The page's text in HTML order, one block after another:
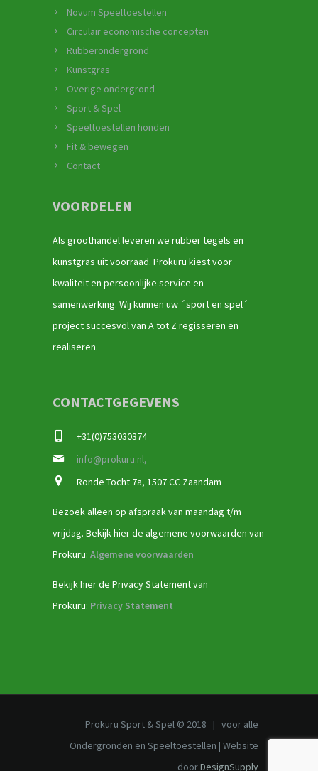
Novum Speeltoestellen
Circulair economische concepten
Rubberondergrond
Kunstgras
Overige ondergrond
Sport & Spel
Speeltoestellen honden
Fit & bewegen
Contact
VOORDELEN
Als groothandel leveren we rubber tegels en
kunstgras uit voorraad. Prokuru kiest voor
kwaliteit en persoonlijke service en
samenwerking. Wij kunnen uw ´sport en spel´
project succesvol van A tot Z regisseren en
realiseren.
CONTACTGEGEVENS
+31(0)753030374
info@prokuru.nl,
Ronde Tocht 7a, 1507 CC Zaandam
Bezoek alleen op afspraak van maandag t/m
vrijdag. Bekijk hier de algemene voorwaarden van
Prokuru: Algemene voorwaarden
Bekijk hier de Privacy Statement van
Prokuru: Privacy Statement
Prokuru Sport & Spel © 2018 | voor alle
Ondergronden en Speeltoestellen | Website
doorDesignSupply